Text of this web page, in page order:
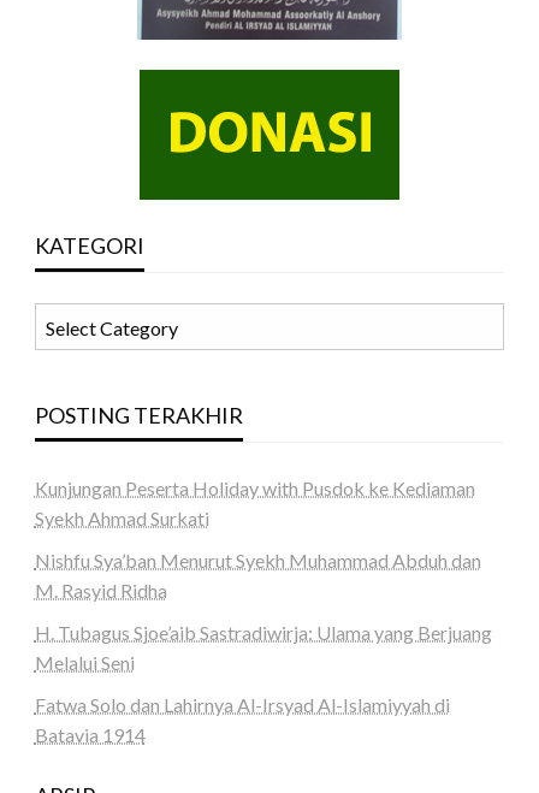
KATEGORI
POSTING TERAKHIR
Kunjungan Peserta Holiday with Pusdok ke Kediaman
Syekh Ahmad Surkati
Nishfu Sya’ban Menurut Syekh Muhammad Abduh dan
M. Rasyid Ridha
H. Tubagus Sjoe’aib Sastradiwirja: Ulama yang Berjuang
Melalui Seni
Fatwa Solo dan Lahirnya Al-Irsyad Al-Islamiyyah di
Batavia 1914